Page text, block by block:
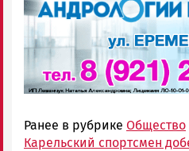
Ранее в рубрике Общество
Карельский спортсмен